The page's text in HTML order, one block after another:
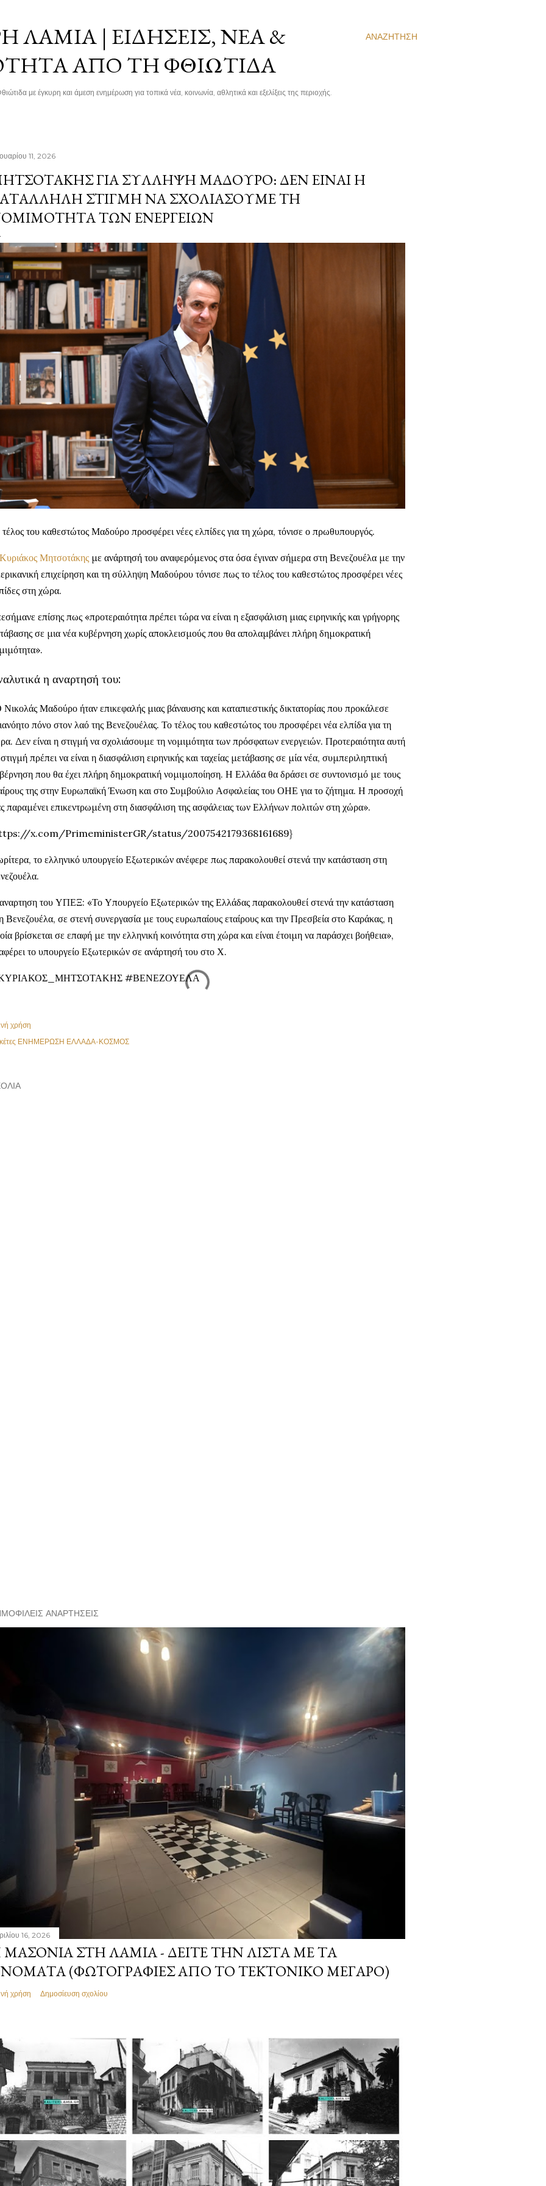
ΑΝΑΖΉΤΗΣΗ
ΛΑΜΊΑ | ΕΙΔΉΣΕΙΣ, ΝΈΑ &
ΑΠΌ ΤΗ ΦΘΙΏΤΙΔΑ
με έγκυρη και άμεση ενημέρωση για τοπικά νέα, κοινωνία, αθλητικά και εξελίξεις της περιοχής.
11, 2026
ΓΙΑ ΣΎΛΛΗΨΗ ΜΑΔΟΎΡΟ: ΔΕΝ ΕΊΝΑΙ Η
ΣΤΙΓΜΉ ΝΑ ΣΧΟΛΙΆΣΟΥΜΕ ΤΗ
ΤΩΝ ΕΝΕΡΓΕΙΏΝ
του καθεστώτος Μαδούρο προσφέρει νέες ελπίδες για τη χώρα, τόνισε ο πρωθυπουργός.
Κυριάκος Μητσοτάκης με ανάρτησή του αναφερόμενος στα όσα έγιναν σήμερα στη Βενεζουέλα με την
επιχείρηση και τη σύλληψη Μαδούρου τόνισε πως το τέλος του καθεστώτος προσφέρει νέες
στη χώρα.
επίσης πως «προτεραιότητα πρέπει τώρα να είναι η εξασφάλιση μιας ειρηνικής και γρήγορης
σε μια νέα κυβέρνηση χωρίς αποκλεισμούς που θα απολαμβάνει πλήρη δημοκρατική
η αναρτησή του:
Μαδούρο ήταν επικεφαλής μιας βάναυσης και καταπιεστικής δικτατορίας που προκάλεσε
πόνο στον λαό της Βενεζουέλας. Το τέλος του καθεστώτος του προσφέρει νέα ελπίδα για τη
Δεν είναι η στιγμή να σχολιάσουμε τη νομιμότητα των πρόσφατων ενεργειών. Προτεραιότητα αυτή
πρέπει να είναι η διασφάλιση ειρηνικής και ταχείας μετάβασης σε μία νέα, συμπεριληπτική
που θα έχει πλήρη δημοκρατική νομιμοποίηση. Η Ελλάδα θα δράσει σε συντονισμό με τους
της στην Ευρωπαϊκή Ένωση και στο Συμβούλιο Ασφαλείας του ΟΗΕ για το ζήτημα. Η προσοχή
παραμένει επικεντρωμένη στη διασφάλιση της ασφάλειας των Ελλήνων πολιτών στη χώρα».
x.com/PrimeministerGR/status/2007542179368161689}
το ελληνικό υπουργείο Εξωτερικών ανέφερε πως παρακολουθεί στενά την κατάσταση στη
του ΥΠΕΞ: «Το Υπουργείο Εξωτερικών της Ελλάδας παρακολουθεί στενά την κατάσταση
Βενεζουέλα, σε στενή συνεργασία με τους ευρωπαίους εταίρους και την Πρεσβεία στο Καράκας, η
βρίσκεται σε επαφή με την ελληνική κοινότητα στη χώρα και είναι έτοιμη να παράσχει βοήθεια»,
το υπουργείο Εξωτερικών σε ανάρτησή του στο Χ.
#ΒΕΝΕΖΟΥΕΛΑ
χρήση
ΕΝΗΜΕΡΩΣΗ ΕΛΛΑΔΑ-ΚΟΣΜΟΣ
ΑΝΑΡΤΉΣΕΙΣ
16, 2026
ΣΤΗ ΛΑΜΊΑ - ΔΕΊΤΕ ΤΗΝ ΛΊΣΤΑ ΜΕ ΤΑ
(ΦΩΤΟΓΡΑΦΊΕΣ ΑΠΌ ΤΟ ΤΕΚΤΟΝΙΚΌ ΜΈΓΑΡΟ)
χρήση Δημοσίευση σχολίου